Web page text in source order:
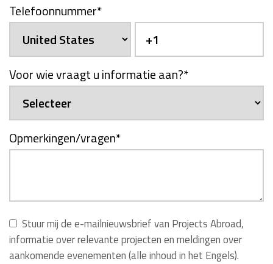
Telefoonnummer*
Voor wie vraagt u informatie aan?*
Opmerkingen/vragen*
Stuur mij de e-mailnieuwsbrief van Projects Abroad,
informatie over relevante projecten en meldingen over
aankomende evenementen (alle inhoud in het Engels).